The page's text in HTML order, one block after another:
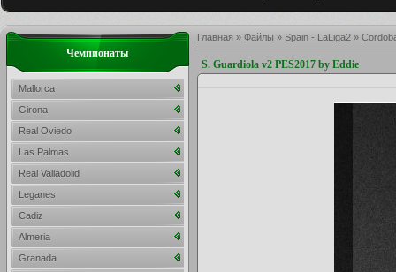
Главная » Файлы » Spain - LaLiga2 »
S. Guardiola v2 PES2017 by Eddie
Чемпионаты
Mallorca
Girona
Real Oviedo
Las Palmas
Real Valladolid
Leganes
Cadiz
Almeria
Granada